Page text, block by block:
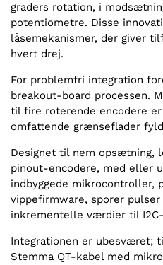
graders rotation, i
potentiometre. Disse
låsemekanismer, der giver
hvert drej.
For problemfri integration
breakout-board processen.
til fire roterende encodere
omfattende grænseflader
Designet til nem opsætning,
pinout-encodere, med eller
indbyggede mikrocontroller,
vippefirmware, sporer pulser
inkrementelle værdier til
Integrationen er ubesværet;
Stemma QT-kabel med